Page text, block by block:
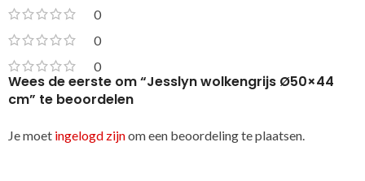
0
0
0
Wees de eerste om “Jesslyn wolkengrijs Ø50×44
cm” te beoordelen
Je moet ingelogd zijnom een beoordeling te plaatsen.